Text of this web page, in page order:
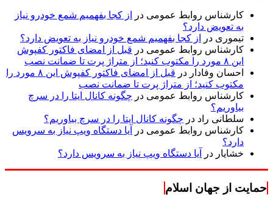
کارشناس روابط عمومی در
از کجا بفهمیم شمع خودرو نیاز
به تعویض دارد؟
تیموری در
از کجا بفهمیم شمع خودرو نیاز به تعویض دارد؟
کارشناس روابط عمومی در قبل از امضای فاکتور کفپوش
این ۸ مورد را مکتوب کنید؛ از متراژ پرت تا ضمانت نصب
احسان وفادار در
قبل از امضای فاکتور کفپوش این ۸ مورد را
مکتوب کنید؛ از متراژ پرت تا ضمانت نصب
کارشناس روابط عمومی در چگونه کانال ایتا را در سرچ
بیاوریم؟
سلطانی راد در چگونه کانال ایتا را در سرچ بیاوریم؟
کارشناس روابط عمومی در
آیا دستگاه ویپ نیاز به سرویس
دارد؟
خشایار در آیا دستگاه ویپ نیاز به سرویس دارد؟
حمایت از جهان اسلام